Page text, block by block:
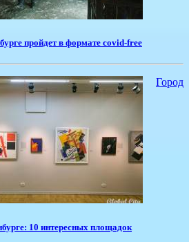
пройдет в формате covid-free
Город
10 интересных площадок